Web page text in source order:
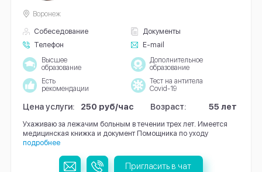
Собеседование
Документы
Телефон
E-mail
Воронеж
Высшее
образование
Дополнительное
образование
Есть
рекомендации
Тест на антитела
Covid-19
Цена услуги: 250 руб/час Возраст: 55 лет
Ухаживаю за лежачим больным в течении трех лет. Имеется
медицинская книжка и документ Помощника по уходу
подробнее
Пригласить в чат